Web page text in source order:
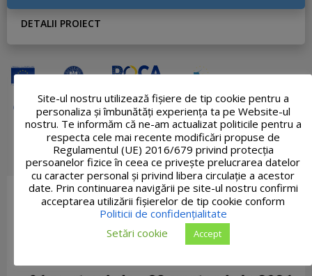
DETALII PROIECT
Site-ul nostru utilizează fişiere de tip cookie pentru a
personaliza și îmbunătăți experiența ta pe Website-ul
nostru. Te informăm că ne-am actualizat politicile pentru a
respecta cele mai recente modificări propuse de
Regulamentul (UE) 2016/679 privind protecția
persoanelor fizice în ceea ce privește prelucrarea datelor
cu caracter personal și privind libera circulație a acestor
date. Prin continuarea navigării pe site-ul nostru confirmi
acceptarea utilizării fişierelor de tip cookie conform
Politicii de confidențialitate
Setări cookie
Accept